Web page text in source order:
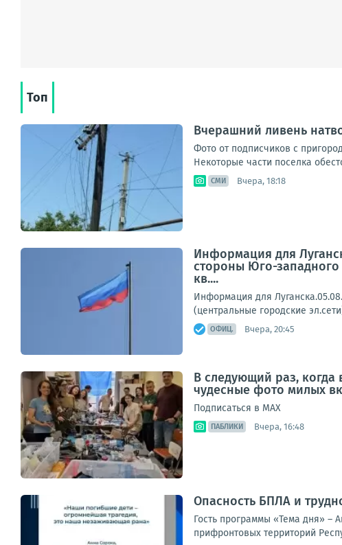
Топ
Вчерашний ливень
Фото от подписчиков с
Некоторые части поселка
СМИ Вчера, 18:18
Информация для
стороны Юго-
кв....
Информация для
(центральные городские
ОФИЦ. Вчера, 20:45
В следующий раз, когда
чудесные фото милых
Подписаться в МАХ
ПАБЛИКИ Вчера, 16:48
Опасность БПЛА и
Гость программы «Тема дня» –
прифронтовых территорий